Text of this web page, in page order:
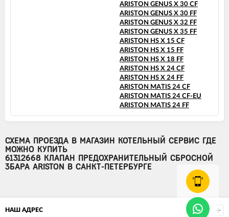
ARISTON GENUS X 30 CF
ARISTON GENUS X 30 FF
ARISTON GENUS X 32 FF
ARISTON GENUS X 35 FF
ARISTON HS X 15 CF
ARISTON HS X 15 FF
ARISTON HS X 18 FF
ARISTON HS X 24 CF
ARISTON HS X 24 FF
ARISTON MATIS 24 CF
ARISTON MATIS 24 CF-EU
ARISTON MATIS 24 FF
СХЕМА ПРОЕЗДА В МАГАЗИН КОТЕЛЬНЫЙ СЕРВИС ГДЕ
МОЖНО КУПИТЬ
61312668 КЛАПАН ПРЕДОХРАНИТЕЛЬНЫЙ СБРОСНОЙ
3БАРА ARISTON В САНКТ-ПЕТЕРБУРГЕ
НАШ АДРЕС